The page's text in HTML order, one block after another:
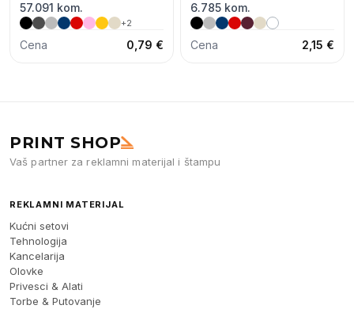
57.091 kom.
+2
Cena 0,79 €
6.785 kom.
Cena 2,15 €
PRINT SHOP
Vaš partner za reklamni materijal i štampu
REKLAMNI MATERIJAL
Kućni setovi
Tehnologija
Kancelarija
Olovke
Privesci & Alati
Torbe & Putovanje